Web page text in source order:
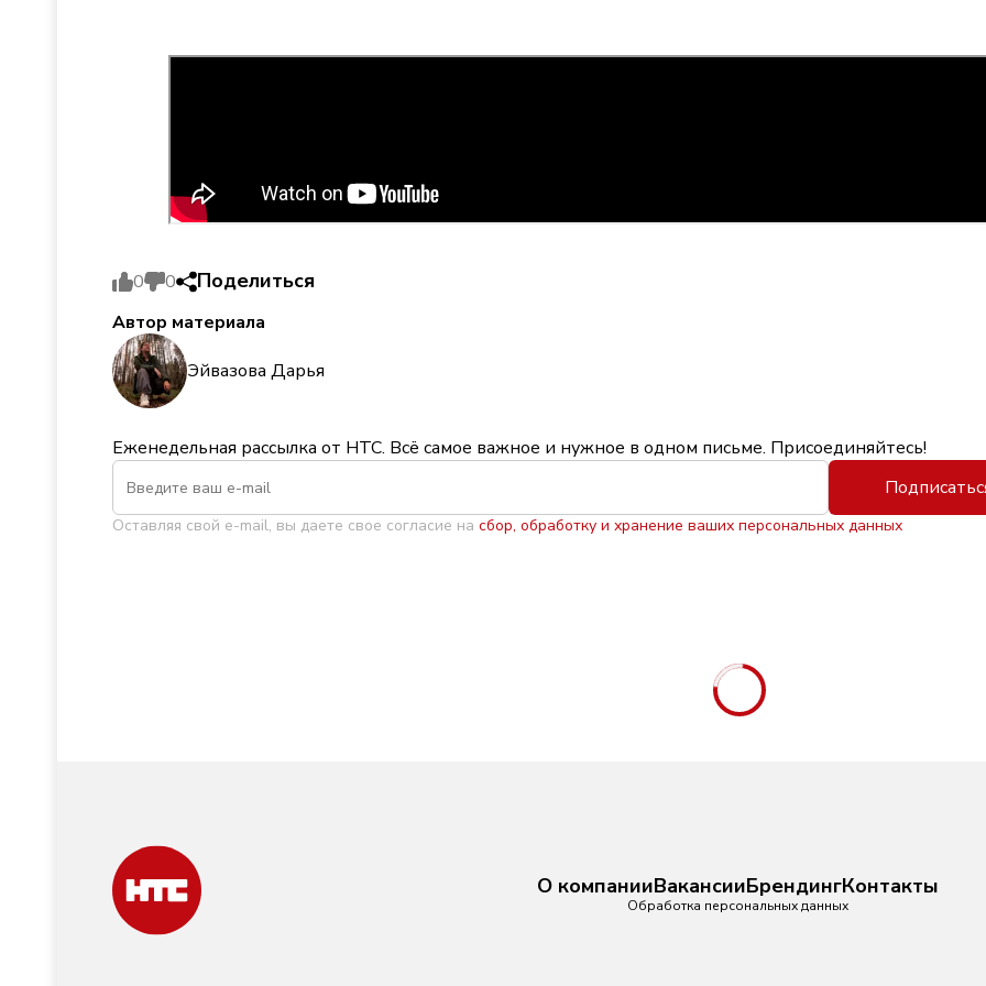
0 0 Поделиться
Автор материала
Эйвазова Дарья
Еженедельная рассылка от НТС. Всё самое важное и нужное в одном письме. Присоединяйтесь!
Оставляя свой e-mail, вы даете свое согласие на сбор, обработку и хранение ваших персональных данных
О компанииВакансииБрендингКонтакты
Обработка персональных данных